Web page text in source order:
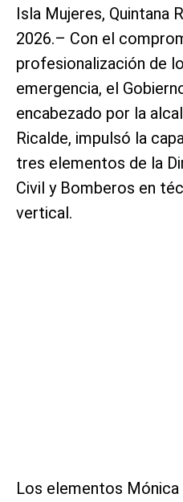
Isla Mujeres, Quintana
2026.– Con el
profesionalización de
emergencia, el
encabezado por la
Ricalde, impulsó la
tres elementos de la
Civil y Bomberos en
vertical.
Los elementos Mónica